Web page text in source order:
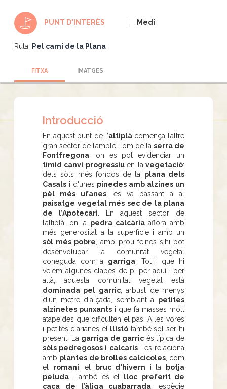
PUNT D'INTERÈS Medi
Ruta: Pel camí de la Plana
FITXA IMATGES
Introducció
En aquest punt de l’altiplàcomença l’altre
gran sector de l’ample llom de la serra de
Fontfregona , on es pot evidenciar un
tímid canvi progressiuen la vegetació:
dels sòls més fondos de la plana dels
Casals i d'unes pinedes amb alzines un
pèl més ufanes , es va passant a al
paisatge vegetal més sec de la plana
de l’Apotecari . En aquest sector de
l’altiplà, on la pedra calcàriaaflora amb
més generositat a la superfície i amb un
sòl més pobre , amb prou feines s'hi pot
desenvolupar la comunitat vegetal
coneguda com a garriga . Tot i que hi
veiem algunes clapes de pi per aquí i per
allà, aquesta comunitat vegetal està
dominada pel garric, arbust de menys
d'un metre d'alçada, semblant a petites
alzinetes punxants i que fa masses molt
atapeïdes que dificulten el pas. A les vores
i petites clarianes el
llistó també sol ser-hi
present. La garriga de garric és típica de
sòls pedregosos i calcarisi es relaciona
amb plantes de brolles calcícoles, com
el romaní, el bruc d'hivern i la
botja
peluda . També és el
lloc preferit de
caça de l’àliga cuabarrada , espècie